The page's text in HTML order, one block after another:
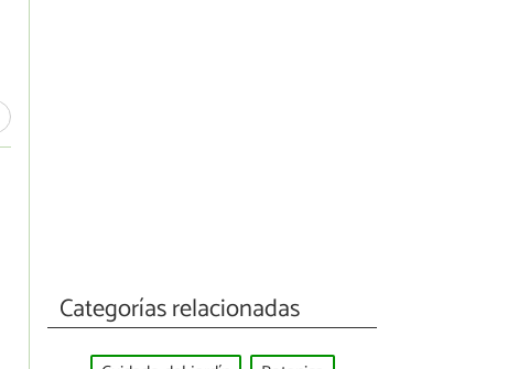
Categorías relacionadas